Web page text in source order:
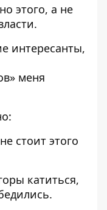
этого, а не
интересанты,
меня
стоит этого
катиться,